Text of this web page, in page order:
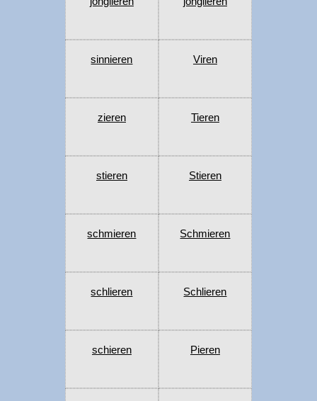
sinnieren Viren
zieren Tieren
stieren Stieren
schmieren Schmieren
schlieren Schlieren
schieren Pieren